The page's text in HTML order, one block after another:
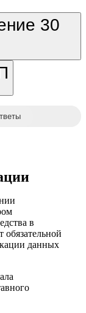
30
в
обязательной
данных